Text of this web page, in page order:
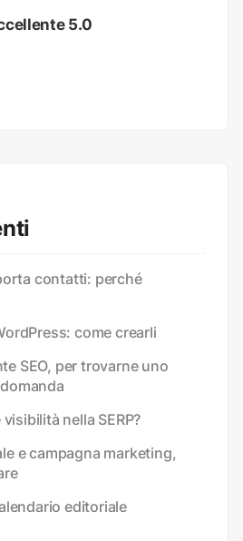
5.0
contatti: perché
come crearli
SEO, per trovarne uno
nella SERP?
e campagna marketing,
editoriale